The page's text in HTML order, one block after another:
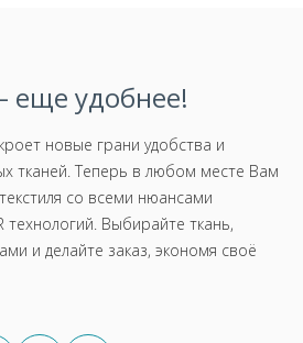
удобнее!
новые грани удобства и
тканей. Теперь в любом месте Вам
со всеми нюансами
Выбирайте ткань,
и делайте заказ, экономя своё